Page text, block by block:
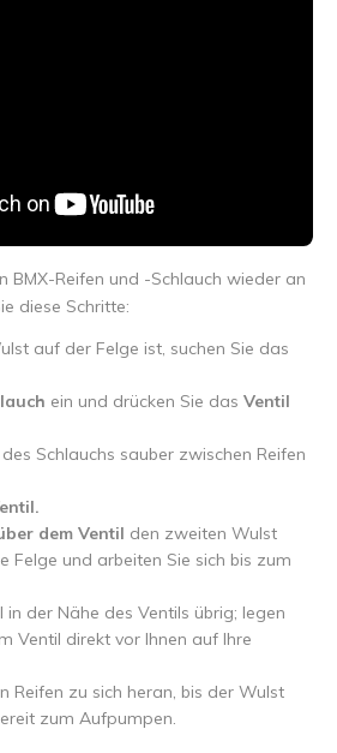
BMX-Reifen und -Schlauch wieder an
diese Schritte:
auf der Felge ist, suchen Sie das
ein und drücken Sie dasVentil
Schlauchs sauber zwischen Reifen
dem Ventil den zweiten Wulst
Felge und arbeiten Sie sich bis zum
in der Nähe des Ventils übrig; legen
Ventil direkt vor Ihnen auf Ihre
Reifen zu sich heran, bis der Wulst
zum Aufpumpen.